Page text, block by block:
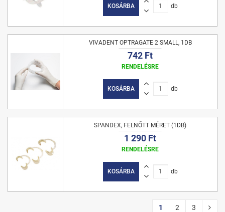
KOSÁRBA db
VIVADENT OPTRAGATE 2 SMALL, 1DB
742 Ft
RENDELÉSRE
KOSÁRBA db
SPANDEX, FELNŐTT MÉRET (1DB)
1 290 Ft
RENDELÉSRE
KOSÁRBA db
1 2 3